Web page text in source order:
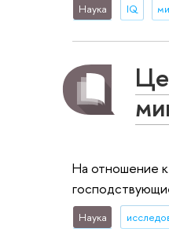
Наука IQ
На отношение
Наука